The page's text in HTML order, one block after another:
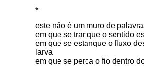
*
este não é um muro de
em que se tranque o sentido
em que se estanque o fluxo
larva
em que se perca o fio dentro